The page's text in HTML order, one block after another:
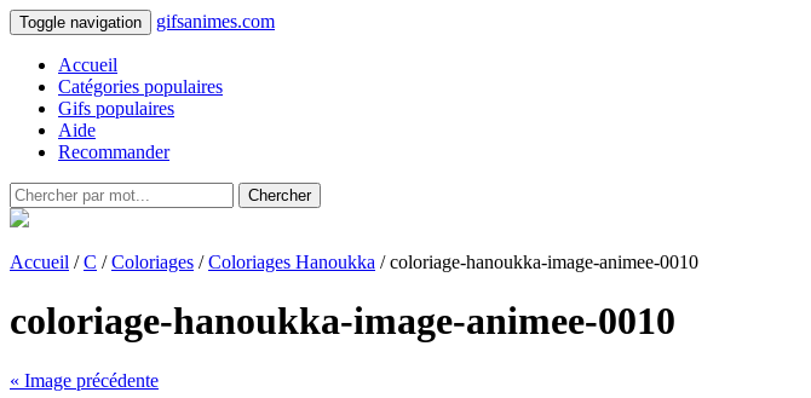
Toggle navigation gifsanimes.com
Accueil
Catégories populaires
Gifs populaires
Aide
Recommander
Chercher
Accueil /C /Coloriages /Coloriages Hanoukka / coloriage-hanoukka-image-animee-0010
coloriage-hanoukka-image-animee-0010
« Image précédente